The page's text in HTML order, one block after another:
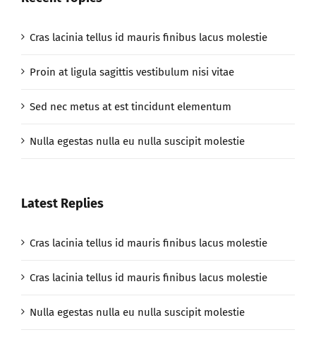
Cras lacinia tellus id mauris finibus lacus molestie
Proin at ligula sagittis vestibulum nisi vitae
Sed nec metus at est tincidunt elementum
Nulla egestas nulla eu nulla suscipit molestie
Latest Replies
Cras lacinia tellus id mauris finibus lacus molestie
Cras lacinia tellus id mauris finibus lacus molestie
Nulla egestas nulla eu nulla suscipit molestie